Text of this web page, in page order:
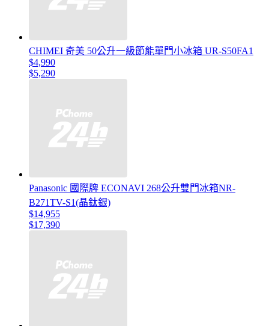
CHIMEI 奇美 50公升一級節能單門小冰箱 UR-S50FA1
$4,990
$5,290
Panasonic 國際牌 ECONAVI 268公升雙門冰箱NR-
B271TV-S1(晶鈦銀)
$14,955
$17,390